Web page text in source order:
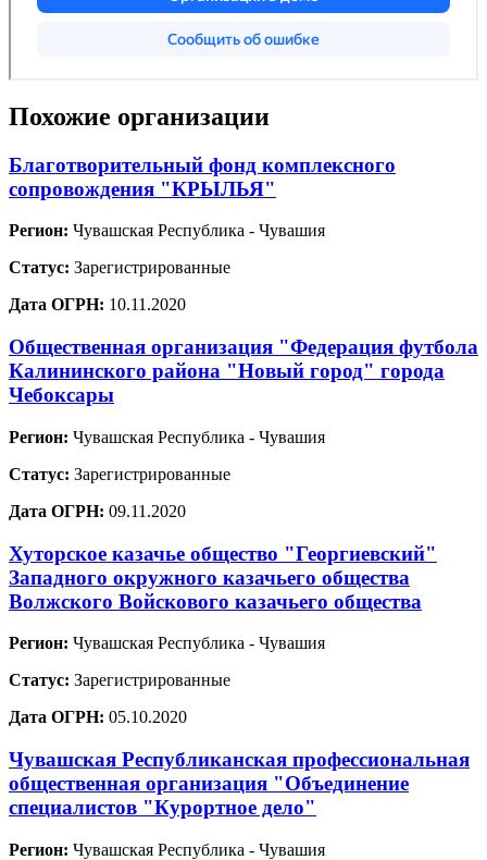
Похожие организации
Благотворительный фонд комплексного
сопровождения "КРЫЛЬЯ"
Регион: Чувашская Республика - Чувашия
Статус: Зарегистрированные
Дата ОГРН: 10.11.2020
Общественная организация "Федерация футбола
Калининского района "Новый город" города
Чебоксары
Регион: Чувашская Республика - Чувашия
Статус: Зарегистрированные
Дата ОГРН: 09.11.2020
Хуторское казачье общество "Георгиевский"
Западного окружного казачьего общества
Волжского Войскового казачьего общества
Регион: Чувашская Республика - Чувашия
Статус: Зарегистрированные
Дата ОГРН: 05.10.2020
Чувашская Республиканская профессиональная
общественная организация "Объединение
специалистов "Курортное дело"
Регион: Чувашская Республика - Чувашия